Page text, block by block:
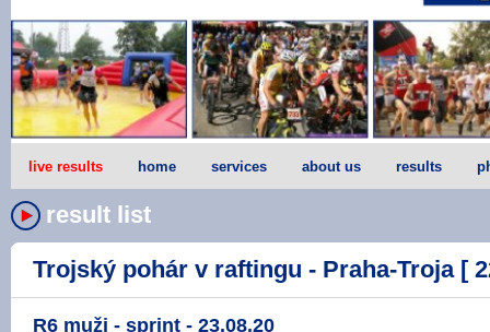
live results home services about us results
result list
Trojský pohár v raftingu - Praha-Troja [
R6 muži - sprint - 23.08.20